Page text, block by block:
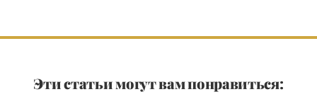
Эти статьи могут вам понравиться: